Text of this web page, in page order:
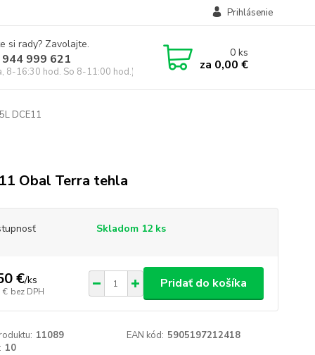
Prihlásenie
si rady? Zavolajte.
999 621
8-16:30 hod. So 8-11:00 hod.)
0ks
za 0,00 €
DCE11
Obal Terra tehla
Skladom 12 ks
€/ks
€ bez DPH
Pridať do košíka
11089 EAN kód: 5905197212418
10